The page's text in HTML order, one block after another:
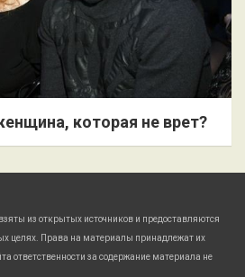
которая не врет?
из открытых источников и предоставляются
целях. Права на материалы принадлежат их
ответственности за содержание материала не